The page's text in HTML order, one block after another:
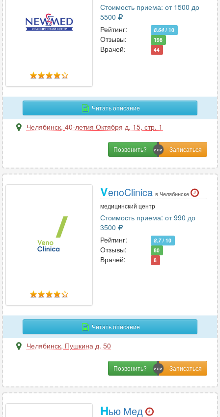
Стоимость приема: от 1500 до
5500
Рейтинг:
8.64 / 10
Отзывы: 198
Врачей: 44
Читать описание
Челябинск, 40-летия Октября д. 15, стр. 1
Позвонить?
VenoClinica в Челябинске
медицинский центр
Стоимость приема: от 990 до
3500
Рейтинг:
8.7/ 10
Отзывы: 80
Врачей: 8
Читать описание
Челябинск, Пушкина д. 50
Позвонить?
Нью Мед